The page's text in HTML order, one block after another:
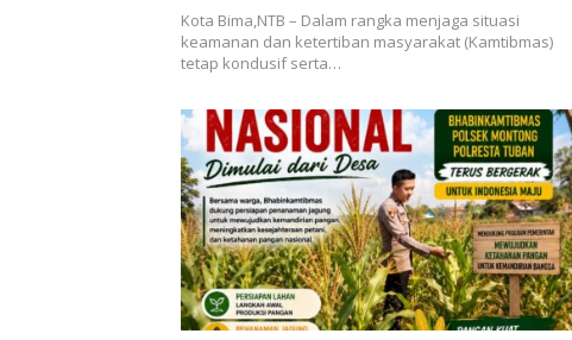
Kota Bima,NTB – Dalam rangka menjaga situasi
keamanan dan ketertiban masyarakat (Kamtibmas)
tetap kondusif serta…